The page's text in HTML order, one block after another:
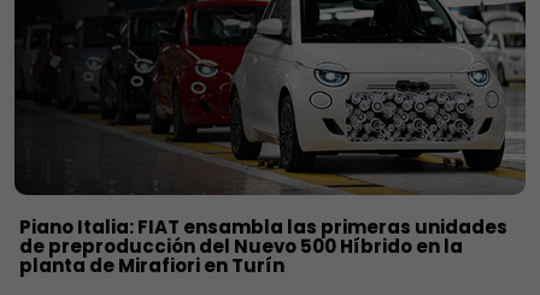
Piano Italia: FIAT ensambla las primeras unidades
de preproducción del Nuevo 500 Híbrido en la
planta de Mirafiori en Turín